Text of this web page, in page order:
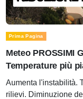
Prima Pagina
Meteo PROSSIMI
Temperature più
Aumenta l'instabilità.
rilievi. Diminuzione